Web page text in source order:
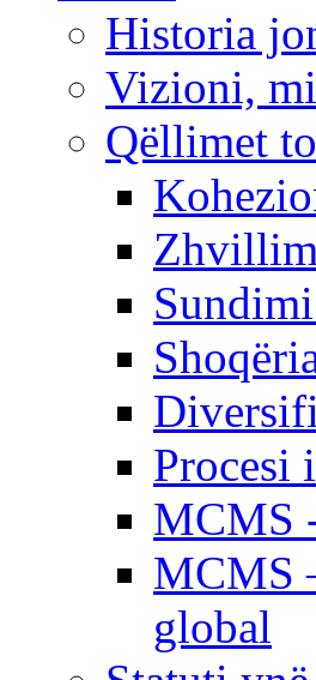
Historia
Vizioni,
Qëllimet
Procesi
MCMS
MCMS
global